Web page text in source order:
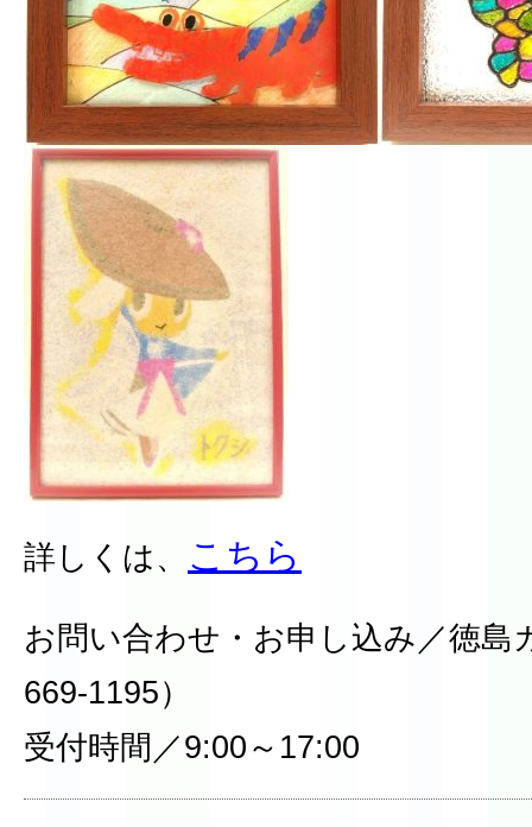
詳しくは、 こちら
お問い合わせ・お申し込み／徳島
669-1195）
受付時間／9:00～17:00